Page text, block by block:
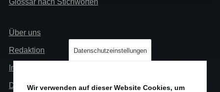
Links
Über uns
Redaktion
Impressum
Datenschutz
Datenschutzeinstellungen
Wir verwenden auf dieser Website Cookies, um